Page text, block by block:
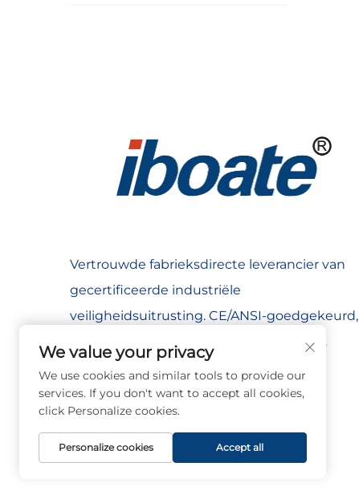
Vertrouwde fabrieksdirecte leverancier van
gecertificeerde industriële
veiligheidsuitrusting. CE/ANSI-goedgekeurd,
geëxporteerd naar meer dan 60 landen.
We value your privacy
We use cookies and similar tools to provide our
services. If you don't want to accept all cookies,
click Personalize cookies.
Personalize cookies Accept all